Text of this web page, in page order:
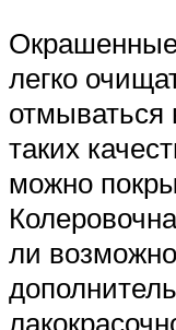
легко
отмываться
таких
можно
ли